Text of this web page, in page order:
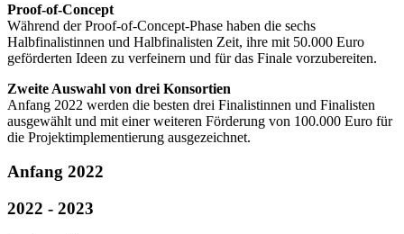
Proof-of-Concept
Während der Proof-of-Concept-Phase haben die sechs
Halbfinalistinnen und Halbfinalisten Zeit, ihre mit 50.000 Euro
geförderten Ideen zu verfeinern und für das Finale vorzubereiten.
Zweite Auswahl von drei Konsortien
Anfang 2022 werden die besten drei Finalistinnen und Finalisten
ausgewählt und mit einer weiteren Förderung von 100.000 Euro für
die Projektimplementierung ausgezeichnet.
Anfang 2022
2022 - 2023